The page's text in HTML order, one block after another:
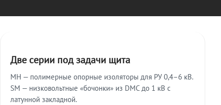
Две серии под задачи щита
МН — полимерные опорные изоляторы для РУ 0,4–6 кВ.
SM — низковольтные «бочонки» из DMC до 1 кВ с
латунной закладной.